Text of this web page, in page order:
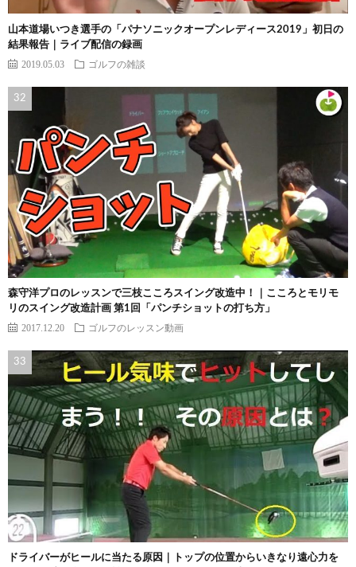
山本道場いつき選手の「パナソニックオープンレディース2019」初日の
結果報告｜ライブ配信の録画
2019.05.03 ゴルフの雑談
森守洋プロのレッスンで三枝こころスイング改造中！｜こころとモリモ
リのスイング改造計画 第1回「パンチショットの打ち方」
2017.12.20 ゴルフのレッスン動画
ドライバーがヒールに当たる原因｜トップの位置からいきなり遠心力を